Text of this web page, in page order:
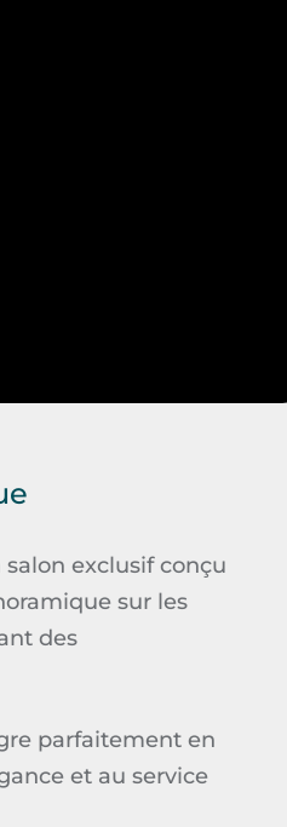
exclusif conçu
sur les
des
parfaitement en
et au service